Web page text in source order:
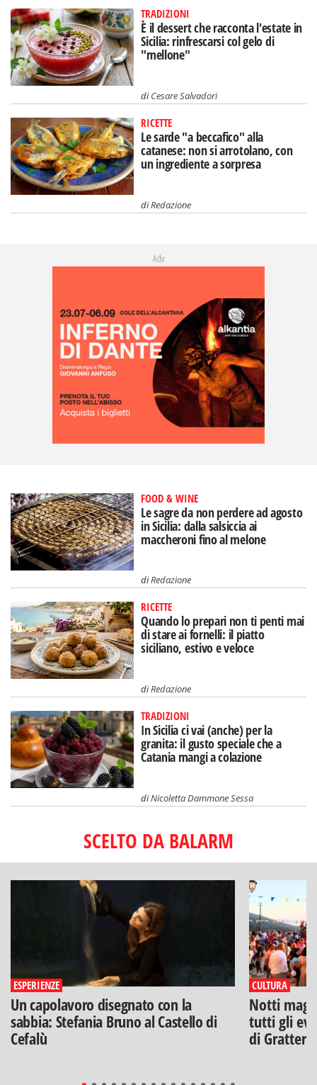
TRADIZIONI
È il dessert che racconta l'estate in
Sicilia: rinfrescarsi col gelo di
"mellone"
diCesare Salvadori
RICETTE
Le sarde "a beccafico" alla
catanese: non si arrotolano, con
un ingrediente a sorpresa
diRedazione
Adv
FOOD & WINE
Le sagre da non perdere ad agosto
in Sicilia: dalla salsiccia ai
maccheroni fino al melone
diRedazione
RICETTE
Quando lo prepari non ti penti mai
di stare ai fornelli: il piatto
siciliano, estivo e veloce
diRedazione
TRADIZIONI
In Sicilia ci vai (anche) per la
granita: il gusto speciale che a
Catania mangi a colazione
diNicoletta Dammone Sessa
SCELTO DA BALARM
ESPERIENZE
Un capolavoro disegnato con la
sabbia: Stefania Bruno al Castello di
Cefalù
CULTURA
Notti
tutti gli
di Gratteri